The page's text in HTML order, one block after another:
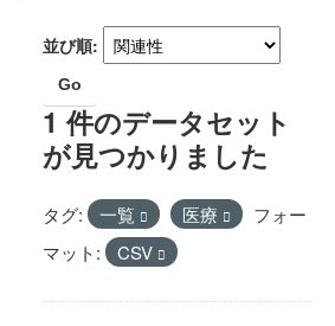
並び順
Go
1 件のデータセット
が見つかりました
タグ: 一覧 医療
フォー
マット:
CSV